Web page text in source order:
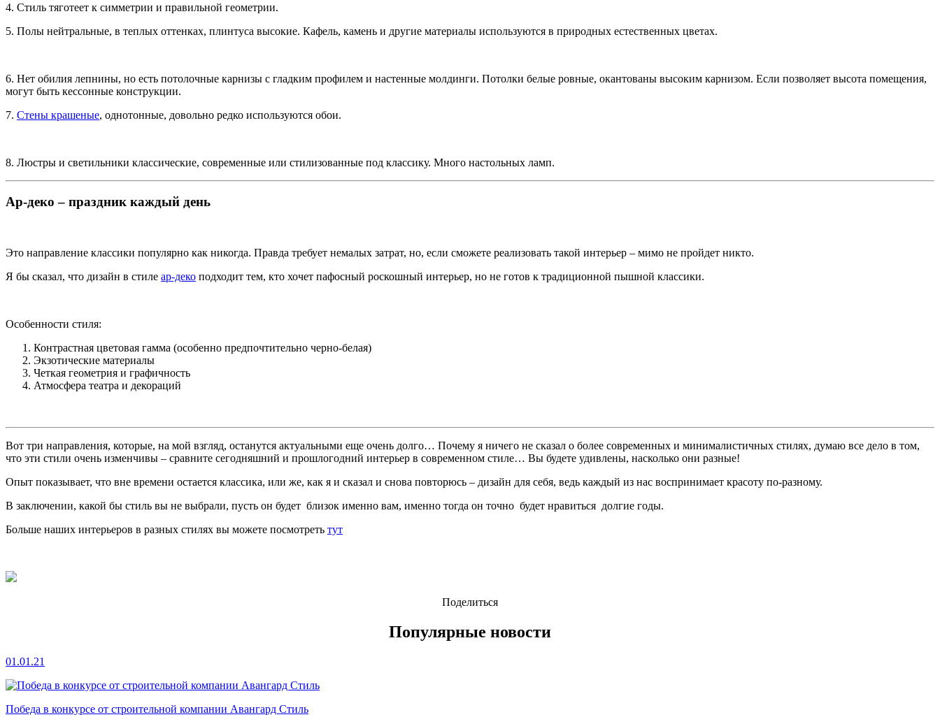
4. Стиль тяготеет к симметрии и правильной геометрии.
5. Полы нейтральные, в теплых оттенках, плинтуса высокие. Кафель, камень и другие материалы используются в природных естественных цветах.
6. Нет обилия лепнины, но есть потолочные карнизы с гладким профилем и настенные молдинги. Потолки белые ровные, окантованы высоким карнизом. Если позволяет высота помещения,
могут быть кессонные конструкции.
7. Стены крашеные, однотонные, довольно редко используются обои.
8. Люстры и светильники классические, современные или стилизованные под классику. Много настольных ламп.
Ар-деко – праздник каждый день
Это направление классики популярно как никогда. Правда требует немалых затрат, но, если сможете реализовать такой интерьер – мимо не пройдет никто.
Я бы сказал, что дизайн в стиле ар-деко подходит тем, кто хочет пафосный роскошный интерьер, но не готов к традиционной пышной классики.
Особенности стиля:
Контрастная цветовая гамма (особенно предпочтительно черно-белая)
Экзотические материалы
Четкая геометрия и графичность
Атмосфера театра и декораций
Вот три направления, которые, на мой взгляд, останутся актуальными еще очень долго… Почему я ничего не сказал о более современных и минималистичных стилях, думаю все дело в том,
что эти стили очень изменчивы – сравните сегодняшний и прошлогодний интерьер в современном стиле… Вы будете удивлены, насколько они разные!
Опыт показывает, что вне времени остается классика, или же, как я и сказал и снова повторюсь – дизайн для себя, ведь каждый из нас воспринимает красоту по-разному.
В заключении, какой бы стиль вы не выбрали, пусть он будет близок именно вам, именно тогда он точно будет нравиться долгие годы.
Больше наших интерьеров в разных стилях вы можете посмотреть тут
Поделиться
Популярные новости
01.01.21
Победа в конкурсе от строительной компании Авангард Стиль